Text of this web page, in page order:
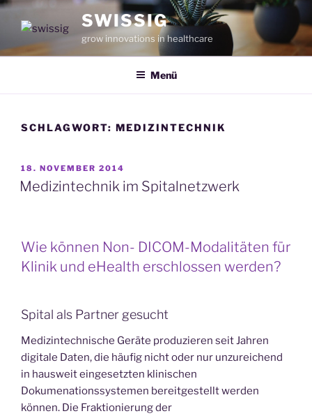
Zum
Inhalt
springen
SWISSIG
grow innovations in healthcare
Menü
SCHLAGWORT: MEDIZINTECHNIK
VERÖFFENTLICHT
AM
18. NOVEMBER 2014
Medizintechnik im Spitalnetzwerk
Wie können Non- DICOM-Modalitäten für
Klinik und eHealth erschlossen werden?
Spital als Partner gesucht
Medizintechnische Geräte produzieren seit Jahren
digitale Daten, die häufig nicht oder nur unzureichend
in hausweit eingesetzten klinischen
Dokumenationssystemen bereitgestellt werden
können. Die Fraktionierung der